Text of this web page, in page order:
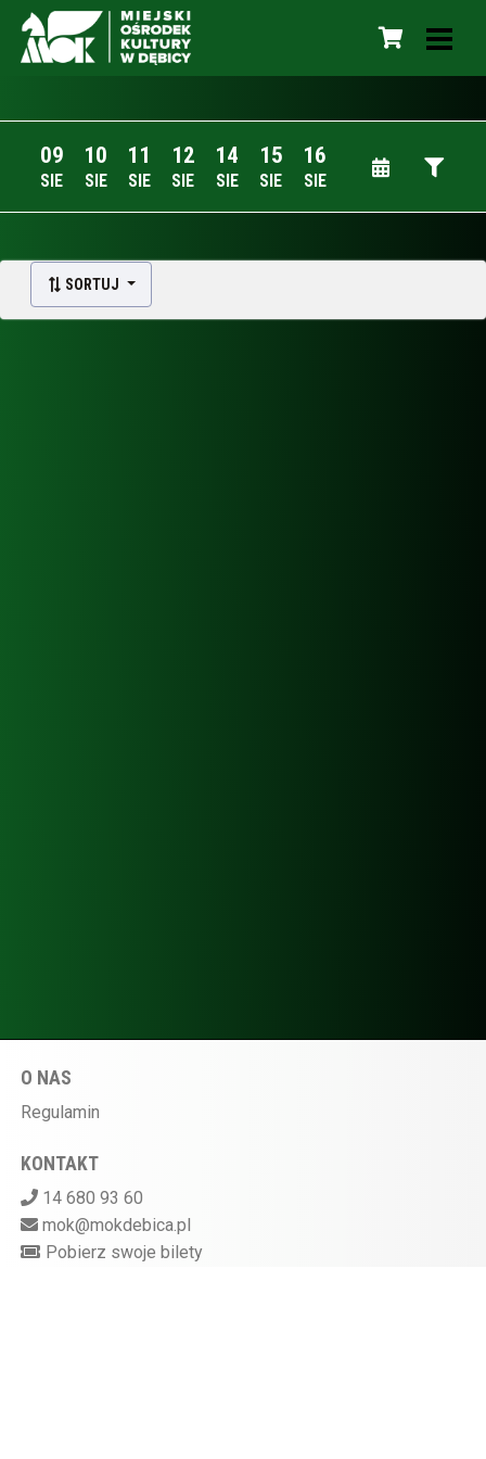
09
SIE
10
SIE
11
SIE
12
SIE
14
SIE
15
SIE
16
SIE
SORTUJ
O NAS
Regulamin
KONTAKT
14 680 93 60
mok@mokdebica.pl
Pobierz swoje bilety